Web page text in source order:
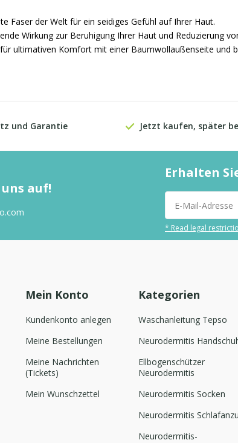
Faser der Welt für ein seidiges Gefühl auf Ihrer Haut.
Wirkung zur Beruhigung Ihrer Haut und Reduzierung
ultimativen Komfort mit einer Baumwollaußenseite und
und Garantie Jetzt kaufen, später
auf!
Erhalten
* Read legal
Mein Konto
Kundenkonto anlegen
Meine Bestellungen
Meine Nachrichten
(Tickets)
Mein Wunschzettel
Kategorien
Waschanleitung Tepso
Neurodermitis
Ellbogenschützer
Neurodermitis
Neurodermitis Socken
Neurodermitis
Neurodermitis-